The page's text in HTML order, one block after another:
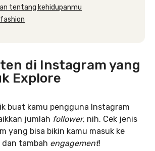
tentang kehidupanmu
di Instagram yang
Explore
buat kamu pengguna Instagram
jumlah follower, nih. Cek jenis
yang bisa bikin kamu masuk ke
dan tambah engagement!